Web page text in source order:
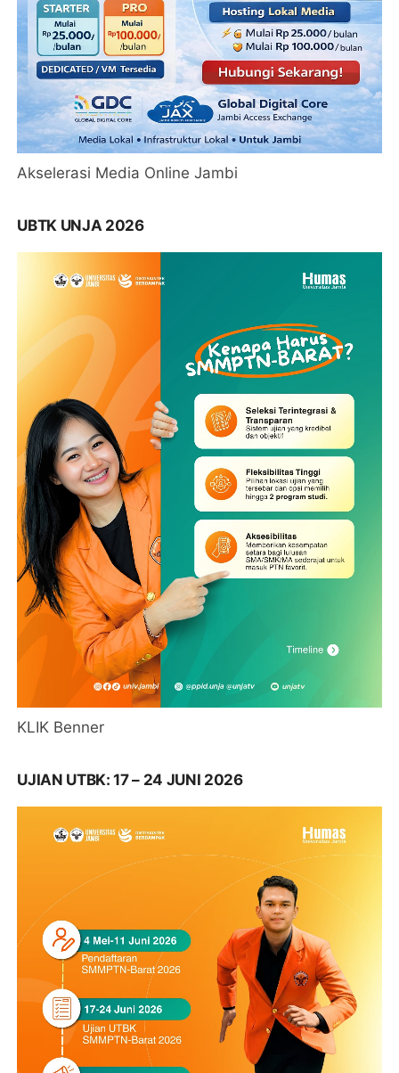
Akselerasi Media Online Jambi
UBTK UNJA 2026
KLIK Benner
UJIAN UTBK: 17 – 24 JUNI 2026